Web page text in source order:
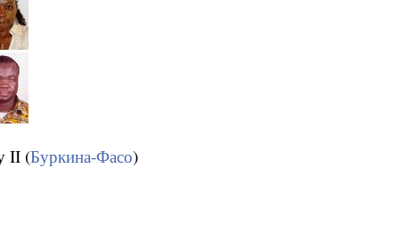
II (Буркина-Фасо)